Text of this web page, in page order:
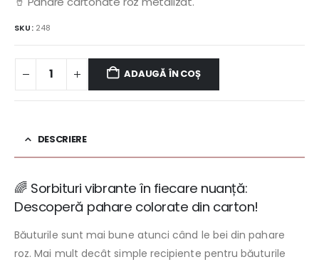
SKU: 248
ADAUGĂ ÎN COȘ
DESCRIERE
🌈 Sorbituri vibrante în fiecare nuanță:
Descoperă pahare colorate din carton!
Băuturile sunt mai bune atunci când le bei din pahare
roz. Mai mult decât simple recipiente pentru băuturile